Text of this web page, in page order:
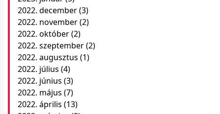
2022. december(3)
2022. november(2)
2022. október(2)
2022. szeptember(2)
2022. augusztus (1)
2022. július (4)
2022. június (3)
2022. május (7)
2022. április (13)